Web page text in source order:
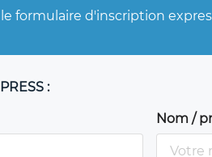
formulaire d'inscription
:
Nom /